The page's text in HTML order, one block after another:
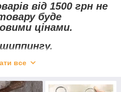
від 1500 грн не
буде
цінами.
інтернет-магазині Брайт –
все